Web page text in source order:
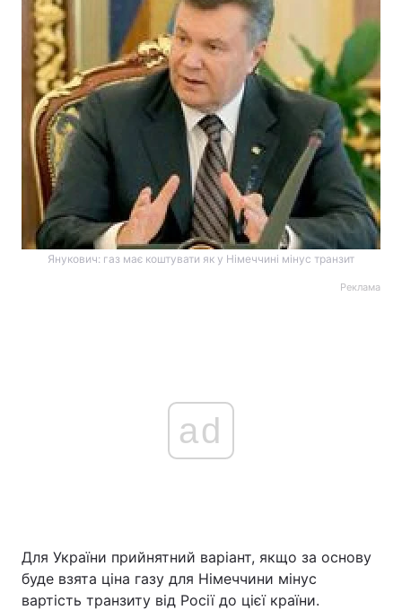
Янукович: газ має коштувати як у Німеччині мінус транзит
Реклама
ad
Для України прийнятний варіант, якщо за основу
буде взята ціна газу для Німеччини мінус
вартість транзиту від Росії до цієї країни.